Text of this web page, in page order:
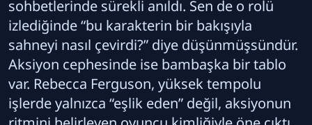
sohbetlerinde sürekli anıldı. Sen de o rolü
izlediğinde “bu karakterin bir bakışıyla
sahneyi nasıl çevirdi?” diye düşünmüşsündür.
Aksiyon cephesinde ise bambaşka bir tablo
var. Rebecca Ferguson, yüksek tempolu
işlerde yalnızca “eşlik eden” değil, aksiyonun